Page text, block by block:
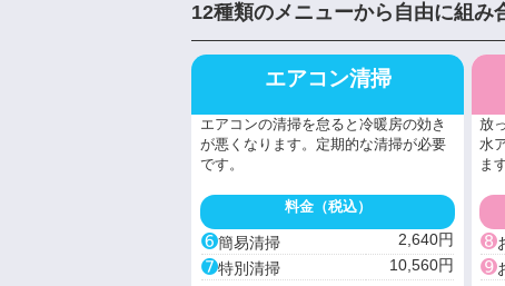
12種類のメニューから自由に組み
エアコン清掃
エアコンの清掃を怠ると冷暖房の効き
が悪くなります。定期的な清掃が必要
です。
料金（税込）
➏簡易清掃 2,640円
➐特別清掃 10,560円
放
水
ま
➑
➒